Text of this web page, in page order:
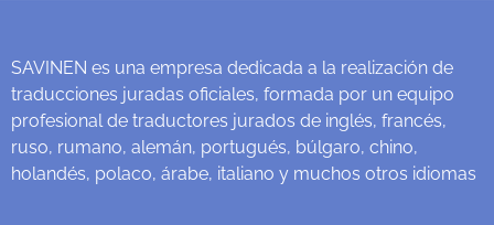
SAVINEN es una empresa dedicada a la realización de
traducciones juradas oficiales, formada por un equipo
profesional de traductores jurados de inglés, francés,
ruso, rumano, alemán, portugués, búlgaro, chino,
holandés, polaco, árabe, italiano y muchos otros idiomas